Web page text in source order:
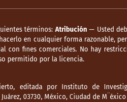
términos: Atribución — Usted
en cualquier forma razonable,
con fines comerciales. No hay
permitido por la licencia.
editada por Instituto de
03730, México, Ciudad de M¨éxico